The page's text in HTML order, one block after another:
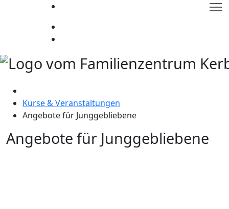
Kurse & Veranstaltungen
Angebote für Junggebliebene
Angebote für Junggebliebene